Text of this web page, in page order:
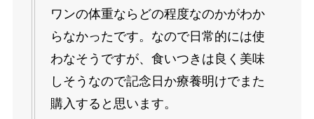
ワンの体重ならどの程度なのかがわか
らなかったです。なので日常的には使
わなそうですが、食いつきは良く美味
しそうなので記念日か療養明けでまた
購入すると思います。